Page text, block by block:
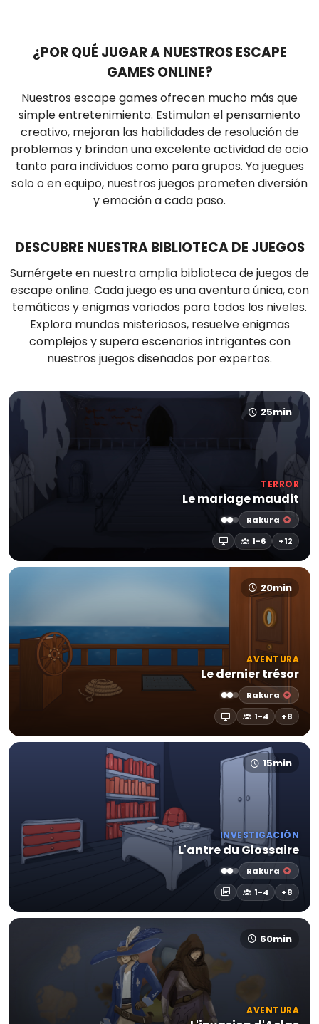
¿POR QUÉ JUGAR A NUESTROS ESCAPE
GAMES ONLINE?
Nuestros escape games ofrecen mucho más que
simple entretenimiento. Estimulan el pensamiento
creativo, mejoran las habilidades de resolución de
problemas y brindan una excelente actividad de ocio
tanto para individuos como para grupos. Ya juegues
solo o en equipo, nuestros juegos prometen diversión
y emoción a cada paso.
DESCUBRE NUESTRA BIBLIOTECA DE JUEGOS
Sumérgete en nuestra amplia biblioteca de juegos de
escape online. Cada juego es una aventura única, con
temáticas y enigmas variados para todos los niveles.
Explora mundos misteriosos, resuelve enigmas
complejos y supera escenarios intrigantes con
nuestros juegos diseñados por expertos.
25min
TERROR
Le mariage maudit
Rakura
1-6
+12
20min
AVENTURA
Le dernier trésor
Rakura
1-4
+8
15min
INVESTIGACIÓN
L'antre du Glossaire
Rakura
1-4
+8
60min
AVENTURA